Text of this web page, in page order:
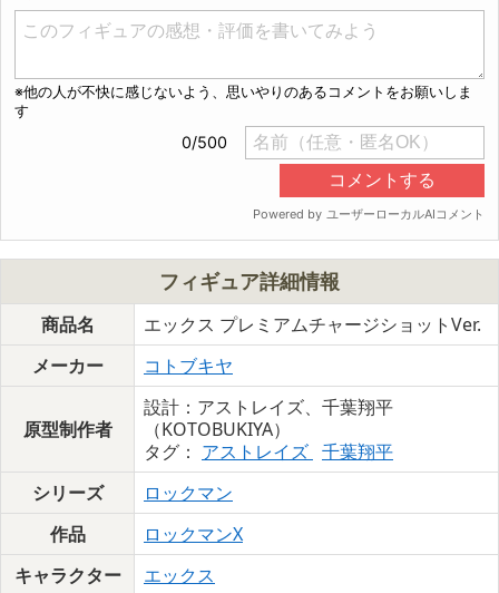
フィギュア詳細情報
商品名
エックス プレミアムチャージショットVer.
メーカー
コトブキヤ
原型制作者
設計：アストレイズ、千葉翔平
（KOTOBUKIYA）
タグ： アストレイズ 千葉翔平
シリーズ
ロックマン
作品
ロックマンX
キャラクター
エックス